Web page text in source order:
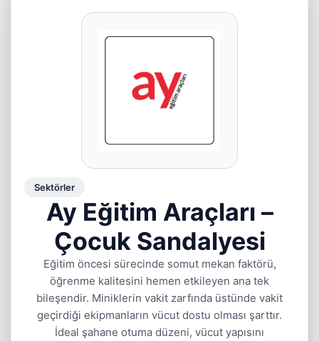
Sektörler
Ay Eğitim Araçları –
Çocuk Sandalyesi
Eğitim öncesi sürecinde somut mekan faktörü,
öğrenme kalitesini hemen etkileyen ana tek
bileşendir. Miniklerin vakit zarfında üstünde vakit
geçirdiği ekipmanların vücut dostu olması şarttır.
İdeal şahane otuma düzeni, vücut yapısını